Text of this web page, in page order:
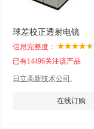
球差校正透射电镜
信息完整度：
已有14496关注该产品
日立高新技术公司.
在线订购